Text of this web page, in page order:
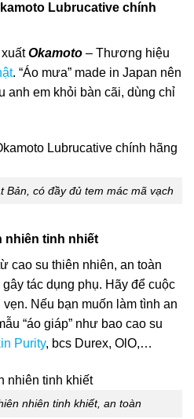
Lubrucative chính
Okamoto – Thương hiệu
. “Áo mưa” made in Japan nên
anh em khỏi bàn cãi, dùng chỉ
Bản, có đầy đủ tem mác mã vạch
nhiên tinh nhiết
cao su thiên nhiên, an toàn
tác dụng phụ. Hãy để cuộc
Nếu bạn muốn làm tình an
“áo giáp” như bao cao su
Purity, bcs Durex, OlO,…
nhiên tinh khiết, an toàn